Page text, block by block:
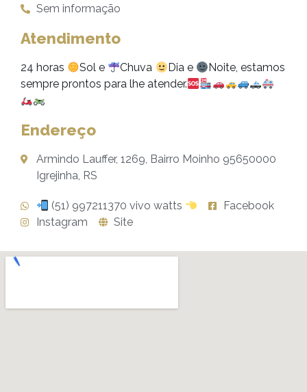
Sem informação
Atendimento
24 horas Sol e Chuva Dia e
Noite, estamos
sempre prontos para lhe atender.
Endereço
Armindo Lauffer, 1269, Bairro Moinho 95650000
Igrejinha, RS
(51) 997211370 vivo watts
Facebook
Instagram
Site